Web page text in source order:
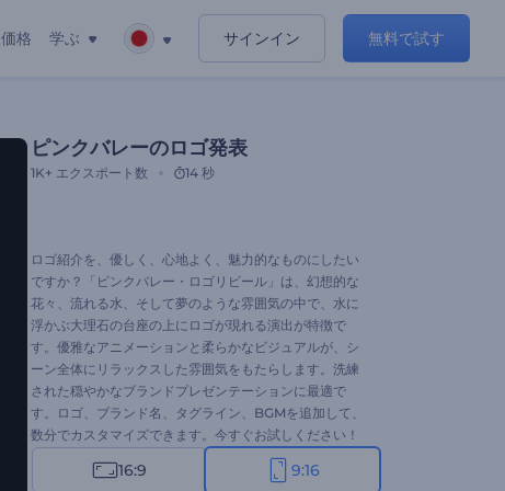
価格 学ぶ サインイン 無料で試す
ピンクバレーのロゴ発表
1K+ エクスポート数 14 秒
ロゴ紹介を、優しく、心地よく、魅力的なものにしたい
ですか？「ピンクバレー・ロゴリビール」は、幻想的な
花々、流れる水、そして夢のような雰囲気の中で、水に
浮かぶ大理石の台座の上にロゴが現れる演出が特徴で
す。優雅なアニメーションと柔らかなビジュアルが、シ
ーン全体にリラックスした雰囲気をもたらします。洗練
された穏やかなブランドプレゼンテーションに最適で
す。ロゴ、ブランド名、タグライン、BGMを追加して、
数分でカスタマイズできます。今すぐお試しください！
16:9 9:16